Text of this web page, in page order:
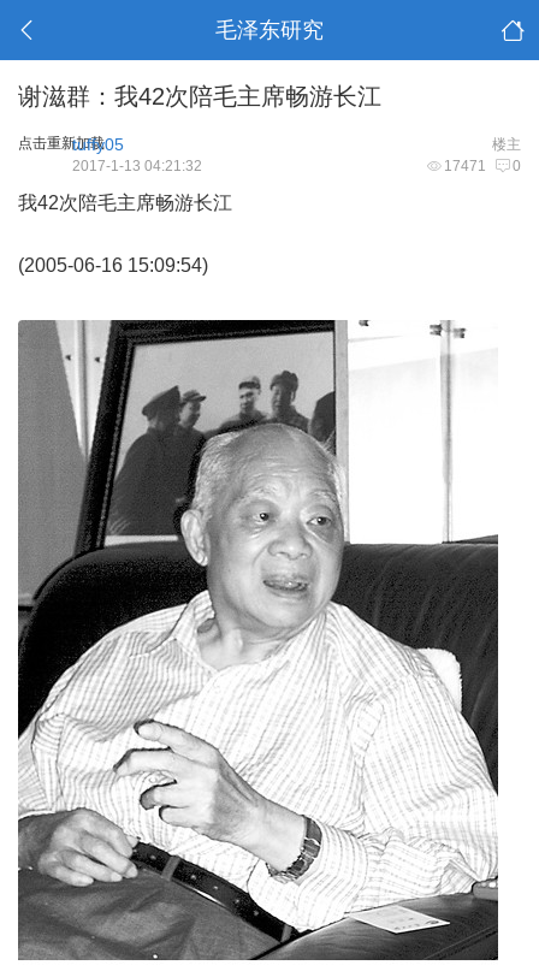
毛泽东研究
谢滋群：我42次陪毛主席畅游长江
点击重新加载 楼主
tuffy05
17471 0
2017-1-13 04:21:32
我42次陪毛主席畅游长江
(2005-06-16 15:09:54)